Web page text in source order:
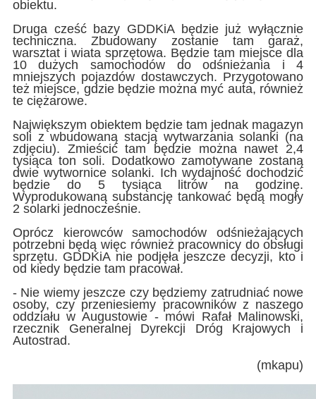
obiektu.
Druga cześć bazy GDDKiA będzie już wyłącznie
techniczna. Zbudowany zostanie tam garaż,
warsztat i wiata sprzętowa. Będzie tam miejsce dla
10 dużych samochodów do odśnieżania i 4
mniejszych pojazdów dostawczych. Przygotowano
też miejsce, gdzie będzie można myć auta, również
te ciężarowe.
Największym obiektem będzie tam jednak magazyn
soli z wbudowaną stacją wytwarzania solanki (na
zdjęciu). Zmieścić tam będzie można nawet 2,4
tysiąca ton soli. Dodatkowo zamotywane zostaną
dwie wytwornice solanki. Ich wydajność dochodzić
będzie do 5 tysiąca litrów na godzinę.
Wyprodukowaną substancję tankować będą mogły
2 solarki jednocześnie.
Oprócz kierowców samochodów odśnieżających
potrzebni będą więc również pracownicy do obsługi
sprzętu. GDDKiA nie podjęła jeszcze decyzji, kto i
od kiedy będzie tam pracował.
- Nie wiemy jeszcze czy będziemy zatrudniać nowe
osoby, czy przeniesiemy pracowników z naszego
oddziału w Augustowie - mówi Rafał Malinowski,
rzecznik Generalnej Dyrekcji Dróg Krajowych i
Autostrad.
(mkapu)